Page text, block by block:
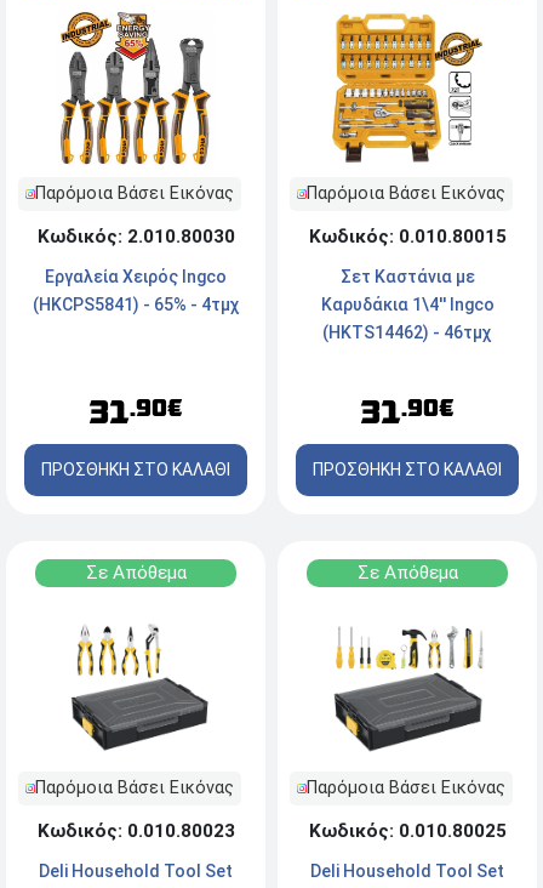
Παρόμοια Βάσει Εικόνας
Κωδικός: 2.010.80030
Εργαλεία Χειρός Ingco
(HKCPS5841) - 65% - 4τμχ
31.90€
ΠΡΟΣΘΗΚΗ ΣΤΟ ΚΑΛΑΘΙ
Παρόμοια Βάσει Εικόνας
Κωδικός: 0.010.80015
Σετ Καστάνια με
Καρυδάκια 1\4'' Ingco
(HKTS14462) - 46τμχ
31.90€
ΠΡΟΣΘΗΚΗ ΣΤΟ ΚΑΛΑΘΙ
Σε Απόθεμα
Παρόμοια Βάσει Εικόνας
Κωδικός: 0.010.80023
Deli Household Tool Set
Σε Απόθεμα
Παρόμοια Βάσει Εικόνας
Κωδικός: 0.010.80025
Deli Household Tool Set